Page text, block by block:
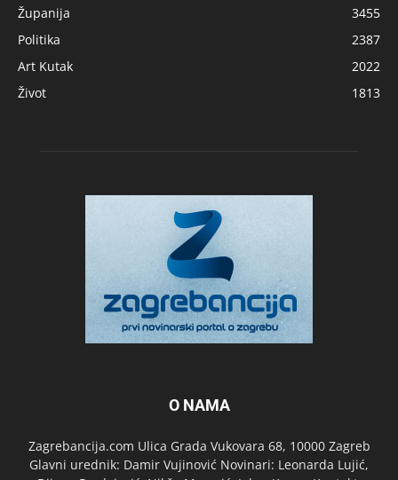
Županija
3455
Politika
2387
Art Kutak
2022
Život
1813
O NAMA
Zagrebancija.com Ulica Grada Vukovara 68, 10000 Zagreb
Glavni urednik: Damir Vujinović Novinari: Leonarda Lujić,